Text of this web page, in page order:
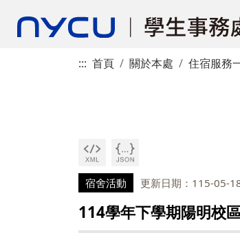
::: 首頁 關於本處 住宿服務
宿舍活動 更新日期：115-05-
114學年下學期陽明校